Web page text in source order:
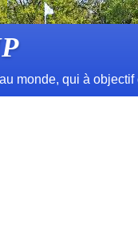
monde, qui à